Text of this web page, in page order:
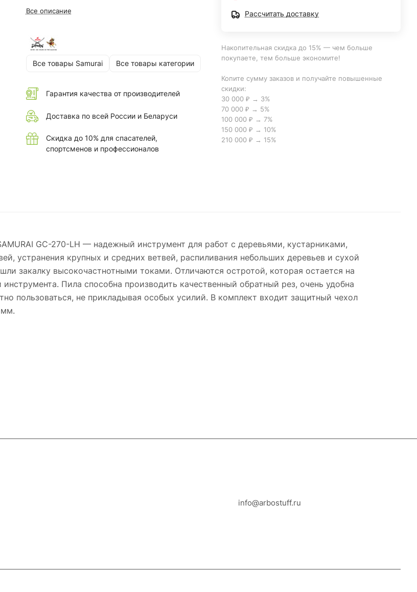
Все описание
Все товары Samurai Все товары категории
Гарантия качества от производителей
Доставка по всей России и Беларуси
Скидка до 10% для спасателей,
спортсменов и профессионалов
Рассчитать доставку
Накопительная скидка до 15% — чем больше
покупаете, тем больше экономите!
Копите сумму заказов и получайте повышенные
скидки:
30 000 ₽ → 3%
70 000 ₽ → 5%
100 000 ₽ → 7%
150 000 ₽ → 10%
210 000 ₽ → 15%
GC-270-LH — надежный инструмент для работ с деревьями, кустарниками,
устранения крупных и средних ветвей, распиливания небольших деревьев и сухой
закалку высокочастнотными токами. Отличаются остротой, которая остается на
Пила способна производить качественный обратный рез, очень удобна
пользоваться, не прикладывая особых усилий. В комплект входит защитный чехол
мм.
info@arbostuff.ru